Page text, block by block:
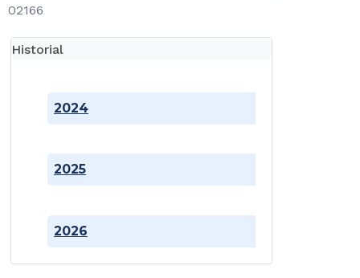
02166
Historial
2024
2025
2026